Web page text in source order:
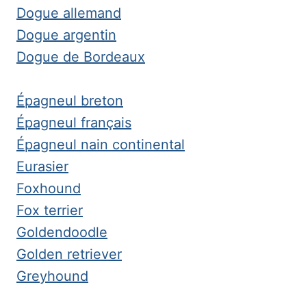
Dogue allemand
Dogue argentin
Dogue de Bordeaux
Épagneul breton
Épagneul français
Épagneul nain continental
Eurasier
Foxhound
Fox terrier
Goldendoodle
Golden retriever
Greyhound